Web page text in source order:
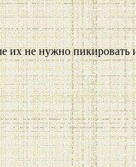
их не нужно пикировать